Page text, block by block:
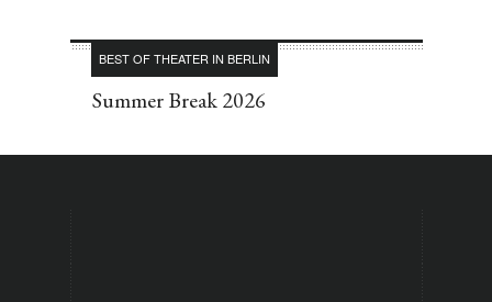
BEST OF THEATER IN BERLIN
Summer Break 2026